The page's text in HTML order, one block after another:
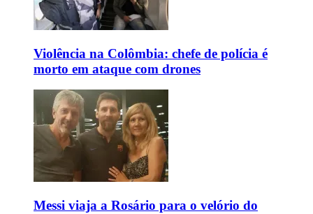
Violência na Colômbia: chefe de polícia é
morto em ataque com drones
Messi viaja a Rosário para o velório do